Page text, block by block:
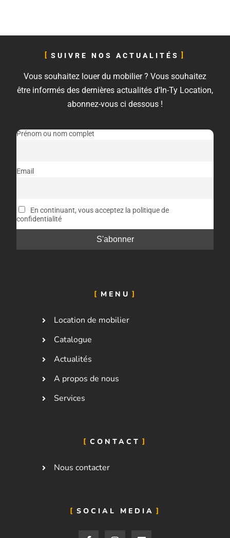
SUIVRE NOS ACTUALITÉS
Vous souhaitez louer du mobilier ? Vous souhaitez
être informés des dernières actualités d’In-Ty Location,
abonnez-vous ci dessous !
Prénom ou nom complet
Email
En continuant, vous acceptez la politique de
confidentialité
MENU
Location de mobilier
Catalogue
Actualités
A propos de nous
Services
CONTACT
Nous contacter
SOCIAL MEDIA